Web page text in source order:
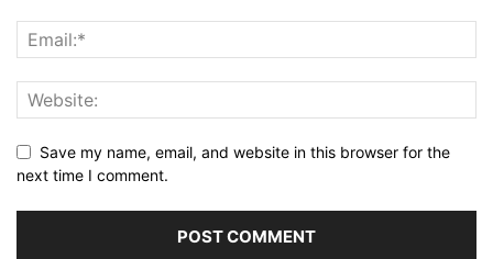
Save my name, email, and website in this browser for the
next time I comment.